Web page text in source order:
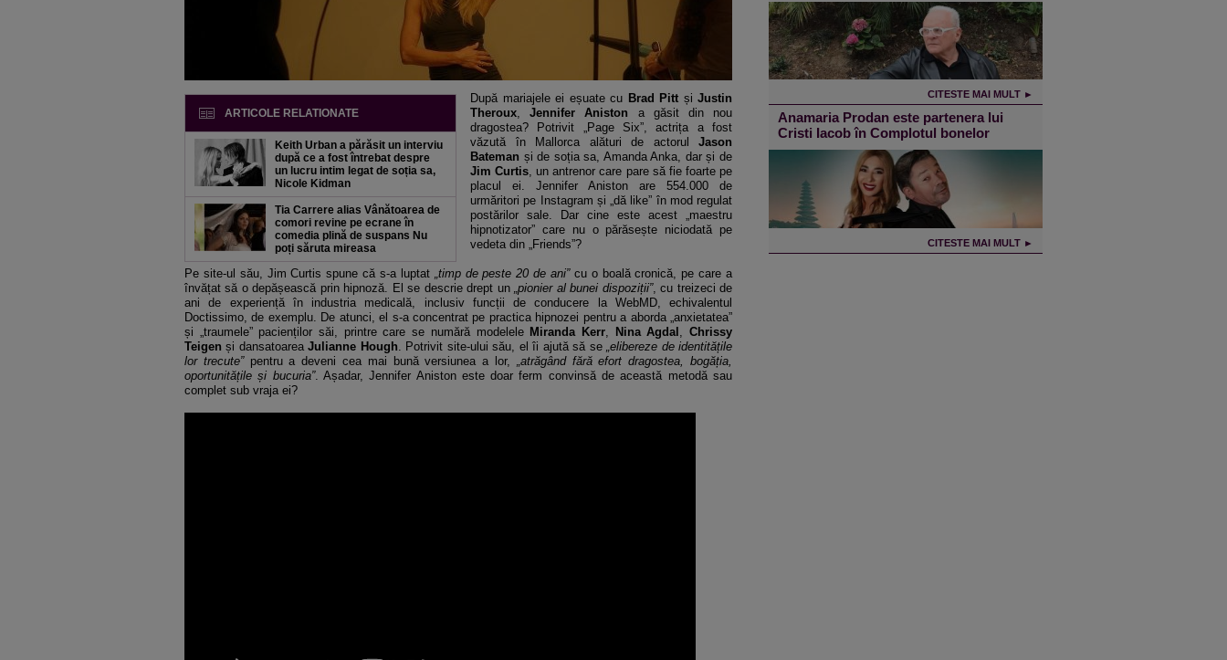
ARTICOLE RELATIONATE
Keith Urban a părăsit un interviu
după ce a fost întrebat despre
un lucru intim legat de soția sa,
Nicole Kidman
Tia Carrere alias Vânătoarea de
comori revine pe ecrane în
comedia plină de suspans Nu
poți săruta mireasa
După mariajele ei eșuate cu Brad Pitt și Justin
Theroux, Jennifer Aniston a găsit din nou
dragostea? Potrivit „Page Six”, actrița a fost
văzută în Mallorca alături de actorul Jason
Bateman și de soția sa, Amanda Anka, dar și de
Jim Curtis, un antrenor care pare să fie foarte pe
placul ei. Jennifer Aniston are 554.000 de
urmăritori pe Instagram și „dă like” în mod regulat
postărilor sale. Dar cine este acest „maestru
hipnotizator” care nu o părăsește niciodată pe
vedeta din „Friends”?
Pe site-ul său, Jim Curtis spune că s-a luptat„timp de peste 20 de ani”cu o boală cronică, pe care a
învățat să o depășească prin hipnoză. El se descrie drept un„pionier al bunei dispoziții”, cu treizeci de
ani de experiență în industria medicală, inclusiv funcții de conducere la WebMD, echivalentul
Doctissimo, de exemplu. De atunci, el s-a concentrat pe practica hipnozei pentru a aborda „anxietatea”
și „traumele” pacienților săi, printre care se numără modelele Miranda Kerr, Nina Agdal ,Chrissy
Teigen și dansatoareaJulianne Hough. Potrivit site-ului său, el îi ajută să se„elibereze de identitățile
lor trecute”pentru a deveni cea mai bună versiunea a lor, „atrăgând fără efort dragostea, bogăția,
oportunitățile și bucuria”. Așadar, Jennifer Aniston este doar ferm convinsă de această metodă sau
complet sub vraja ei?
CITESTE MAI MULT ►
Anamaria Prodan este partenera lui
Cristi Iacob în Complotul bonelor
CITESTE MAI MULT ►